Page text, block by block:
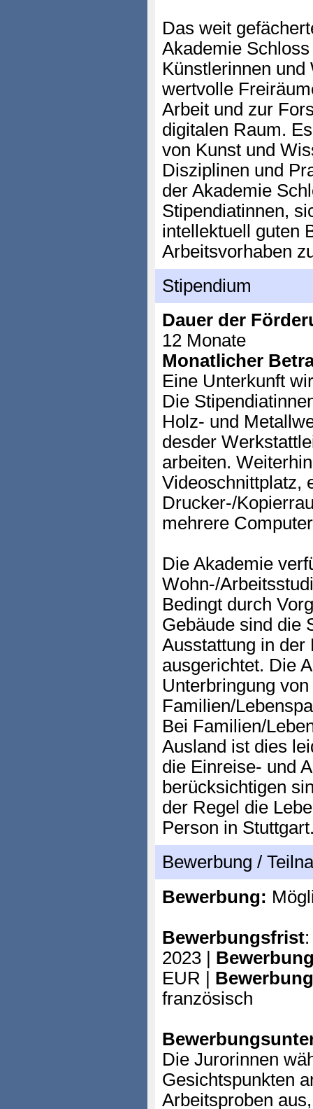
Das weit
Akademie
Künstlerinnen
wertvolle
Arbeit und zur
digitalen Raum.
von Kunst und
Disziplinen und
der Akademie
Stipendiatinnen,
intellektuell guten
Arbeitsvorhaben
Stipendium
Dauer der
12 Monate
Monatlicher
Eine Unterkunft
Die
Holz- und
desder
arbeiten.
Videoschnittplatz,
Drucker-/
mehrere
Die Akademie
Wohn-/
Bedingt durch
Gebäude sind die
Ausstattung in der
ausgerichtet. Die
Unterbringung von
Familien/
Bei Familien/
Ausland ist dies
die Einreise- und
berücksichtigen
der Regel die
Person in
Bewerbung /
Bewerbung:
Bewerbungsfrist
2023 |
EUR |
französisch
Die Jurorinnen
Gesichtspunkten
Arbeitsproben